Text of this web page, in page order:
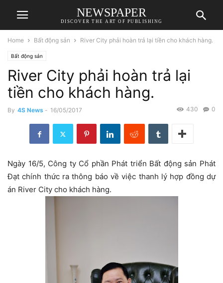
NEWSPAPER
DISCOVER THE ART OF PUBLISHING
Home Bất động sản River City phải hoàn trả lại tiền cho khách hàng.
Bất động sản
River City phải hoàn trả lại
tiền cho khách hàng.
By 4S News - 16/05/2017 0
430
Ngày 16/5, Công ty Cổ phần Phát triển Bất động sản Phát
Đạt chính thức ra thông báo về việc thanh lý hợp đồng dự
án River City cho khách hàng.